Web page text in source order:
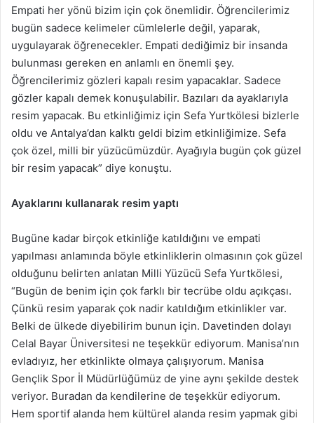
Empati her yönü bizim için çok önemlidir. Öğrencilerimiz
bugün sadece kelimeler cümlelerle değil, yaparak,
uygulayarak öğrenecekler. Empati dediğimiz bir insanda
bulunması gereken en anlamlı en önemli şey.
Öğrencilerimiz gözleri kapalı resim yapacaklar. Sadece
gözler kapalı demek konuşulabilir. Bazıları da ayaklarıyla
resim yapacak. Bu etkinliğimiz için Sefa Yurtkölesi bizlerle
oldu ve Antalya’dan kalktı geldi bizim etkinliğimize. Sefa
çok özel, milli bir yüzücümüzdür. Ayağıyla bugün çok güzel
bir resim yapacak” diye konuştu.
Ayaklarını kullanarak resim yaptı
Bugüne kadar birçok etkinliğe katıldığını ve empati
yapılması anlamında böyle etkinliklerin olmasının çok güzel
olduğunu belirten anlatan Milli Yüzücü Sefa Yurtkölesi,
“Bugün de benim için çok farklı bir tecrübe oldu açıkçası.
Çünkü resim yaparak çok nadir katıldığım etkinlikler var.
Belki de ülkede diyebilirim bunun için. Davetinden dolayı
Celal Bayar Üniversitesi ne teşekkür ediyorum. Manisa’nın
evladıyız, her etkinlikte olmaya çalışıyorum. Manisa
Gençlik Spor İl Müdürlüğümüz de yine aynı şekilde destek
veriyor. Buradan da kendilerine de teşekkür ediyorum.
Hem sportif alanda hem kültürel alanda resim yapmak gibi